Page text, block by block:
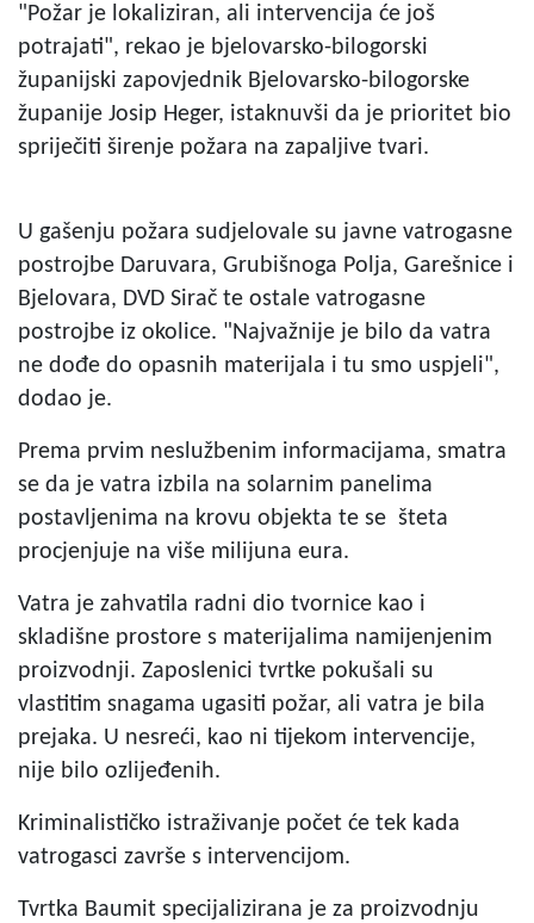
"Požar je lokaliziran, ali intervencija će još
potrajati", rekao je bjelovarsko-bilogorski
županijski zapovjednik Bjelovarsko-bilogorske
županije Josip Heger, istaknuvši da je prioritet bio
spriječiti širenje požara na zapaljive tvari.
U gašenju požara sudjelovale su javne vatrogasne
postrojbe Daruvara, Grubišnoga Polja, Garešnice i
Bjelovara, DVD Sirač te ostale vatrogasne
postrojbe iz okolice. "Najvažnije je bilo da vatra
ne dođe do opasnih materijala i tu smo uspjeli",
dodao je.
Prema prvim neslužbenim informacijama, smatra
se da je vatra izbila na solarnim panelima
postavljenima na krovu objekta te se šteta
procjenjuje na više milijuna eura.
Vatra je zahvatila radni dio tvornice kao i
skladišne prostore s materijalima namijenjenim
proizvodnji. Zaposlenici tvrtke pokušali su
vlastitim snagama ugasiti požar, ali vatra je bila
prejaka. U nesreći, kao ni tijekom intervencije,
nije bilo ozlijeđenih.
Kriminalističko istraživanje počet će tek kada
vatrogasci završe s intervencijom.
Tvrtka Baumit specijalizirana je za proizvodnju